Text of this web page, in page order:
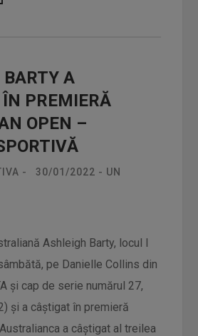
A
PREMIERĂ
OPEN –
- 30/01/2022 - UN
Ashleigh Barty, locul I
pe Danielle Collins din
şi cap de serie numărul 27,
şi a câştigat în premieră
a câştigat al treilea